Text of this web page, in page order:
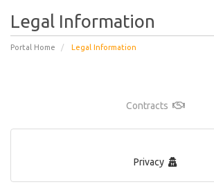
Legal Information
Portal Home Legal Information
Contracts
Privacy